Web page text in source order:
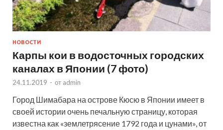
НОВОСТИ
Карпы кои в водосточных городских
каналах в Японии (7 фото)
24.11.2019 - от admin
Город Шимабара на острове Кюсю в Японии имеет в
своей истории очень печальную страницу, которая
известна как «землетрясение 1792 года и цунами», от